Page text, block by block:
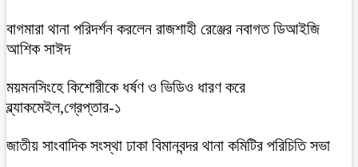
বাগমারা থানা পরিদর্শন করলেন রাজশাহী রেঞ্জের নবাগত ডিআইজি
আশিক সাঈদ
ময়মনসিংহে কিশোরীকে ধর্ষণ ও ভিডিও ধারণ করে
ব্ল্যাকমেইল,গ্রেপ্তার-১
জাতীয় সাংবাদিক সংস্থা ঢাকা বিমানবন্দর থানা কমিটির পরিচিতি সভা